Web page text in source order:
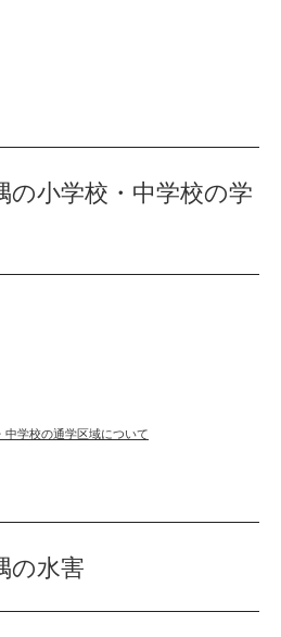
の小学校・中学校の学
中学校の通学区域について
の水害